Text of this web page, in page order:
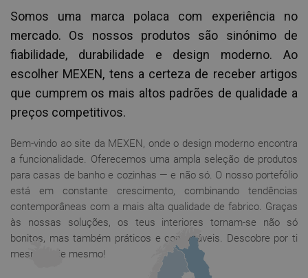
Somos uma marca polaca com experiência no
mercado. Os nossos produtos são sinónimo de
fiabilidade, durabilidade e design moderno. Ao
escolher MEXEN, tens a certeza de receber artigos
que cumprem os mais altos padrões de qualidade a
preços competitivos.
Bem-vindo ao site da MEXEN, onde o design moderno encontra
a funcionalidade. Oferecemos uma ampla seleção de produtos
para casas de banho e cozinhas — e não só. O nosso portefólio
está em constante crescimento, combinando tendências
contemporâneas com a mais alta qualidade de fabrico. Graças
às nossas soluções, os teus interiores tornam-se não só
bonitos, mas também práticos e confortáveis. Descobre por ti
mesmo hoje mesmo!